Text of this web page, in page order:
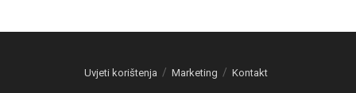
Uvjeti korištenja Marketing Kontakt